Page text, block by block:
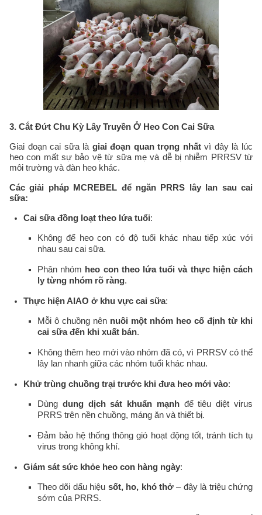
3. Cắt Đứt Chu Kỳ Lây Truyền Ở Heo Con Cai Sữa
Giai đoạn cai sữa là giai đoạn quan trọng nhấtvì đây là lúc
heo con mất sự bảo vệ từ sữa mẹ và dễ bị nhiễm PRRSV từ
môi trường và đàn heo khác.
Các giải pháp MCREBEL để ngăn PRRS lây lan sau cai
sữa:
Cai sữa đồng loạt theo lứa tuổi:
Không để heo con có độ tuổi khác nhau tiếp xúc với
nhau sau cai sữa.
Phân nhóm heo con theo lứa tuổi và thực hiện cách
ly từng nhóm rõ ràng.
Thực hiện AIAO ở khu vực cai sữa:
Mỗi ô chuồng nên nuôi một nhóm heo cố định từ khi
cai sữa đến khi xuất bán.
Không thêm heo mới vào nhóm đã có, vì PRRSV có thể
lây lan nhanh giữa các nhóm tuổi khác nhau.
Khử trùng chuồng trại trước khi đưa heo mới vào:
Dùng dung dịch sát khuẩn mạnhđể tiêu diệt virus
PRRS trên nền chuồng, máng ăn và thiết bị.
Đảm bảo hệ thống thông gió hoạt động tốt, tránh tích tụ
virus trong không khí.
Giám sát sức khỏe heo con hàng ngày:
Theo dõi dấu hiệu sốt, ho, khó thở– đây là triệu chứng
sớm của PRRS.